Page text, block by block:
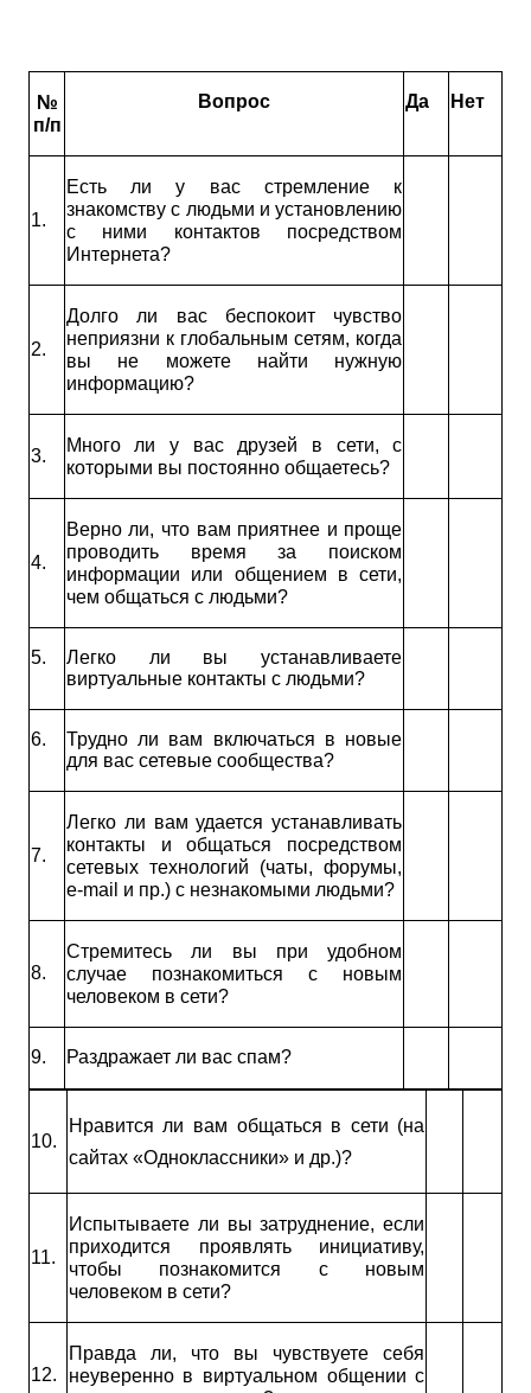
№
п/п
Вопрос Да Нет
1.
Есть ли у вас стремление к
знакомству с людьми и установлению
с ними контактов посредством
Интернета?
2.
Долго ли вас беспокоит чувство
неприязни к глобальным сетям, когда
вы не можете найти нужную
информацию?
3.
Много ли у вас друзей в сети, с
которыми вы постоянно общаетесь?
4.
Верно ли, что вам приятнее и проще
проводить время за поиском
информации или общением в сети,
чем общаться с людьми?
5.
Легко ли вы устанавливаете
виртуальные контакты с людьми?
6.
Трудно ли вам включаться в новые
для вас сетевые сообщества?
7.
Легко ли вам удается устанавливать
контакты и общаться посредством
сетевых технологий (чаты, форумы,
e-mail и пр.) с незнакомыми людьми?
8.
Стремитесь ли вы при удобном
случае познакомиться с новым
человеком в сети?
9. Раздражает ли вас спам?
10.
Нравится ли вам общаться в сети (на
сайтах «Одноклассники» и др.)?
11.
Испытываете ли вы затруднение, если
приходится проявлять инициативу,
чтобы познакомится с новым
человеком в сети?
12.
Правда ли, что вы чувствуете себя
неуверенно в виртуальном общении с